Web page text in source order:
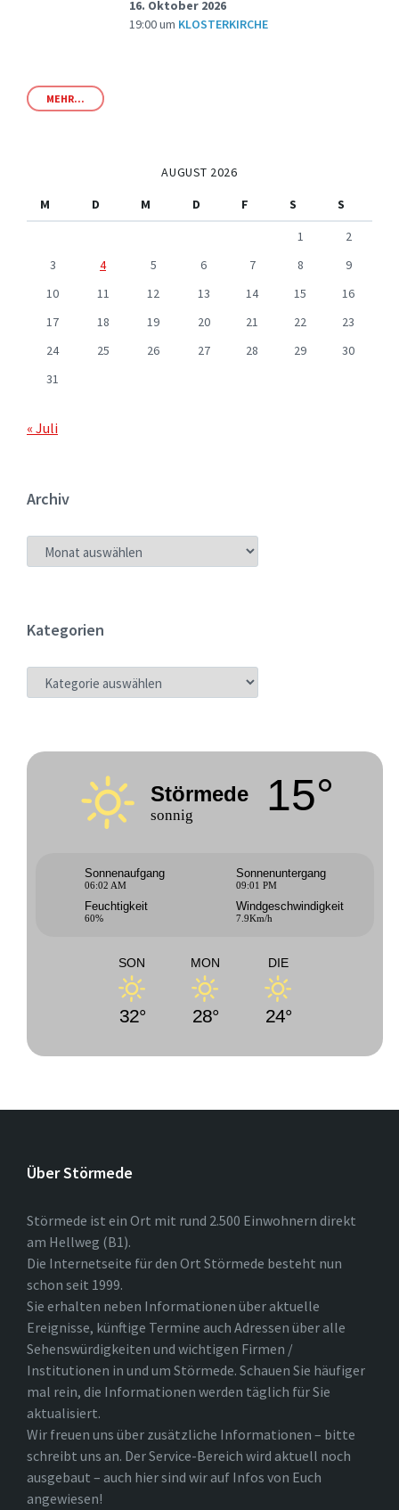
16. Oktober 2026
19:00um KLOSTERKIRCHE
MEHR...
AUGUST 2026
M
D M D F S
S
1
2
3
4 5 6 7 8
9
10
11 12 13 14 15
16
17
18 19 20 21 22
23
24
25 26 27 28 29
30
31
« Juli
Archiv
ARCHIV
Kategorien
KATEGORIEN
Störmede
sonnig 15°
Sonnenaufgang
06:02 AM
Sonnenuntergang
09:01 PM
Feuchtigkeit
60%
Windgeschwindigkeit
7.9Km/h
SON
32°
MON
28°
DIE
24°
Über Störmede
Störmede ist ein Ort mit rund 2.500 Einwohnern direkt
am Hellweg (B1).
Die Internetseite für den Ort Störmede besteht nun
schon seit 1999.
Sie erhalten neben Informationen über aktuelle
Ereignisse, künftige Termine auch Adressen über alle
Sehenswürdigkeiten und wichtigen Firmen /
Institutionen in und um Störmede. Schauen Sie häufiger
mal rein, die Informationen werden täglich für Sie
aktualisiert.
Wir freuen uns über zusätzliche Informationen – bitte
schreibt uns an. Der Service-Bereich wird aktuell noch
ausgebaut – auch hier sind wir auf Infos von Euch
angewiesen!